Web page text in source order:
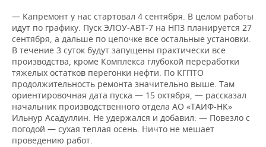
— Капремонт у нас стартовал 4 сентября. В целом работы
идут по графику. Пуск ЭЛОУ-АВТ-7 на НПЗ планируется 27
сентября, а дальше по цепочке все остальные установки.
В течение 3 суток будут запущены практически все
производства, кроме Комплекса глубокой переработки
тяжелых остатков перегонки нефти. По КГПТО
продолжительность ремонта значительно выше. Там
ориентировочная дата пуска — 15 октября, — рассказал
начальник производственного отдела АО «ТАИФ-НК»
Ильнур Асадуллин. Не удержался и добавил: — Повезло с
погодой — сухая теплая осень. Ничто не мешает
проведению работ.